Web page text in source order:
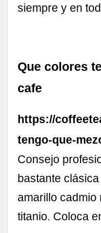
siempre y en
Que colores
cafe
https://
tengo-que-
Consejo
bastante
amarillo cadmio
titanio. Coloca